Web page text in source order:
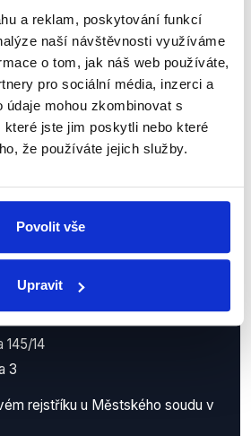
a reklam, poskytování funkcí
naší návštěvnosti využíváme
o tom, jak náš web používáte,
pro sociální média, inzerci a
údaje mohou zkombinovat s
jste jim poskytli nebo které
že používáte jejich služby.
Povolit vše
Upravit
Sdílením našich
podpoříte naši
14
3
rejstříku u Městského soudu v